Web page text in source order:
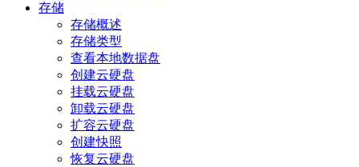
存储
存储概述
存储类型
查看本地数据盘
创建云硬盘
挂载云硬盘
卸载云硬盘
扩容云硬盘
创建快照
恢复云硬盘